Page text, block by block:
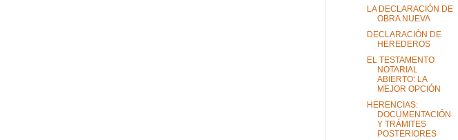
LA DECLARACIÓN DE
OBRA NUEVA
DECLARACIÓN DE
HEREDEROS
EL TESTAMENTO
NOTARIAL
ABIERTO: LA
MEJOR OPCIÓN
HERENCIAS:
DOCUMENTACIÓN
Y TRÁMITES
POSTERIORES